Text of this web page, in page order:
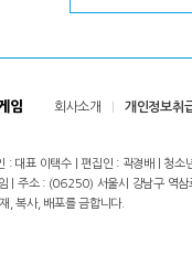
임 회사소개 개인정보취
: 대표 이택수 | 편집인 : 곽경배 |
| 주소 : (06250) 서울시 강남구
, 복사, 배포를 금합니다.